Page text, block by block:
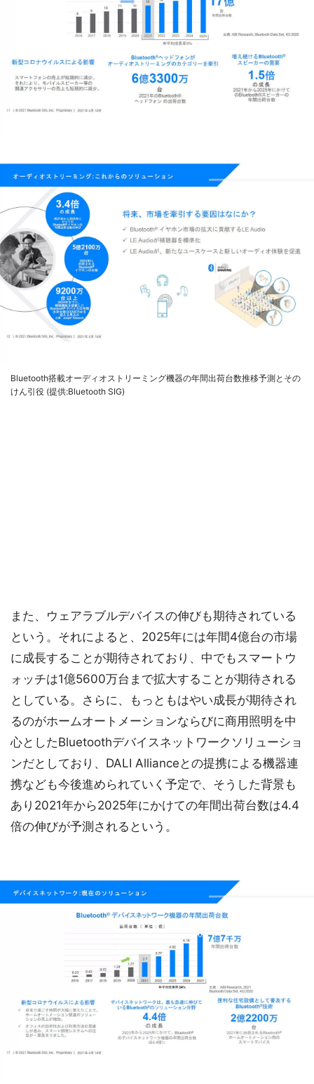
Bluetooth搭載オーディオストリーミング機器の年間出荷台数推移予測とその
けん引役 (提供:Bluetooth SIG)
また、ウェアラブルデバイスの伸びも期待されている
という。それによると、2025年には年間4億台の市場
に成長することが期待されており、中でもスマートウ
ォッチは1億5600万台まで拡大することが期待される
としている。さらに、もっともはやい成長が期待され
るのがホームオートメーションならびに商用照明を中
心としたBluetoothデバイスネットワークソリューショ
ンだとしており、DALI Allianceとの提携による機器連
携なども今後進められていく予定で、そうした背景も
あり2021年から2025年にかけての年間出荷台数は4.4
倍の伸びが予測されるという。